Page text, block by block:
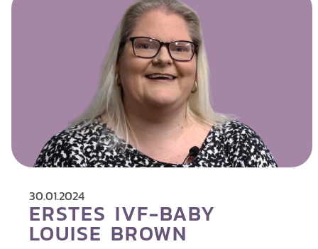
30.01.2024
ERSTES IVF-BABY
LOUISE BROWN